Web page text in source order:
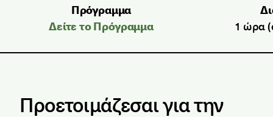
Πρόγραμμα
Δείτε το Πρόγραμμα
1 ώρα
Προετοιμάζεσαι για την